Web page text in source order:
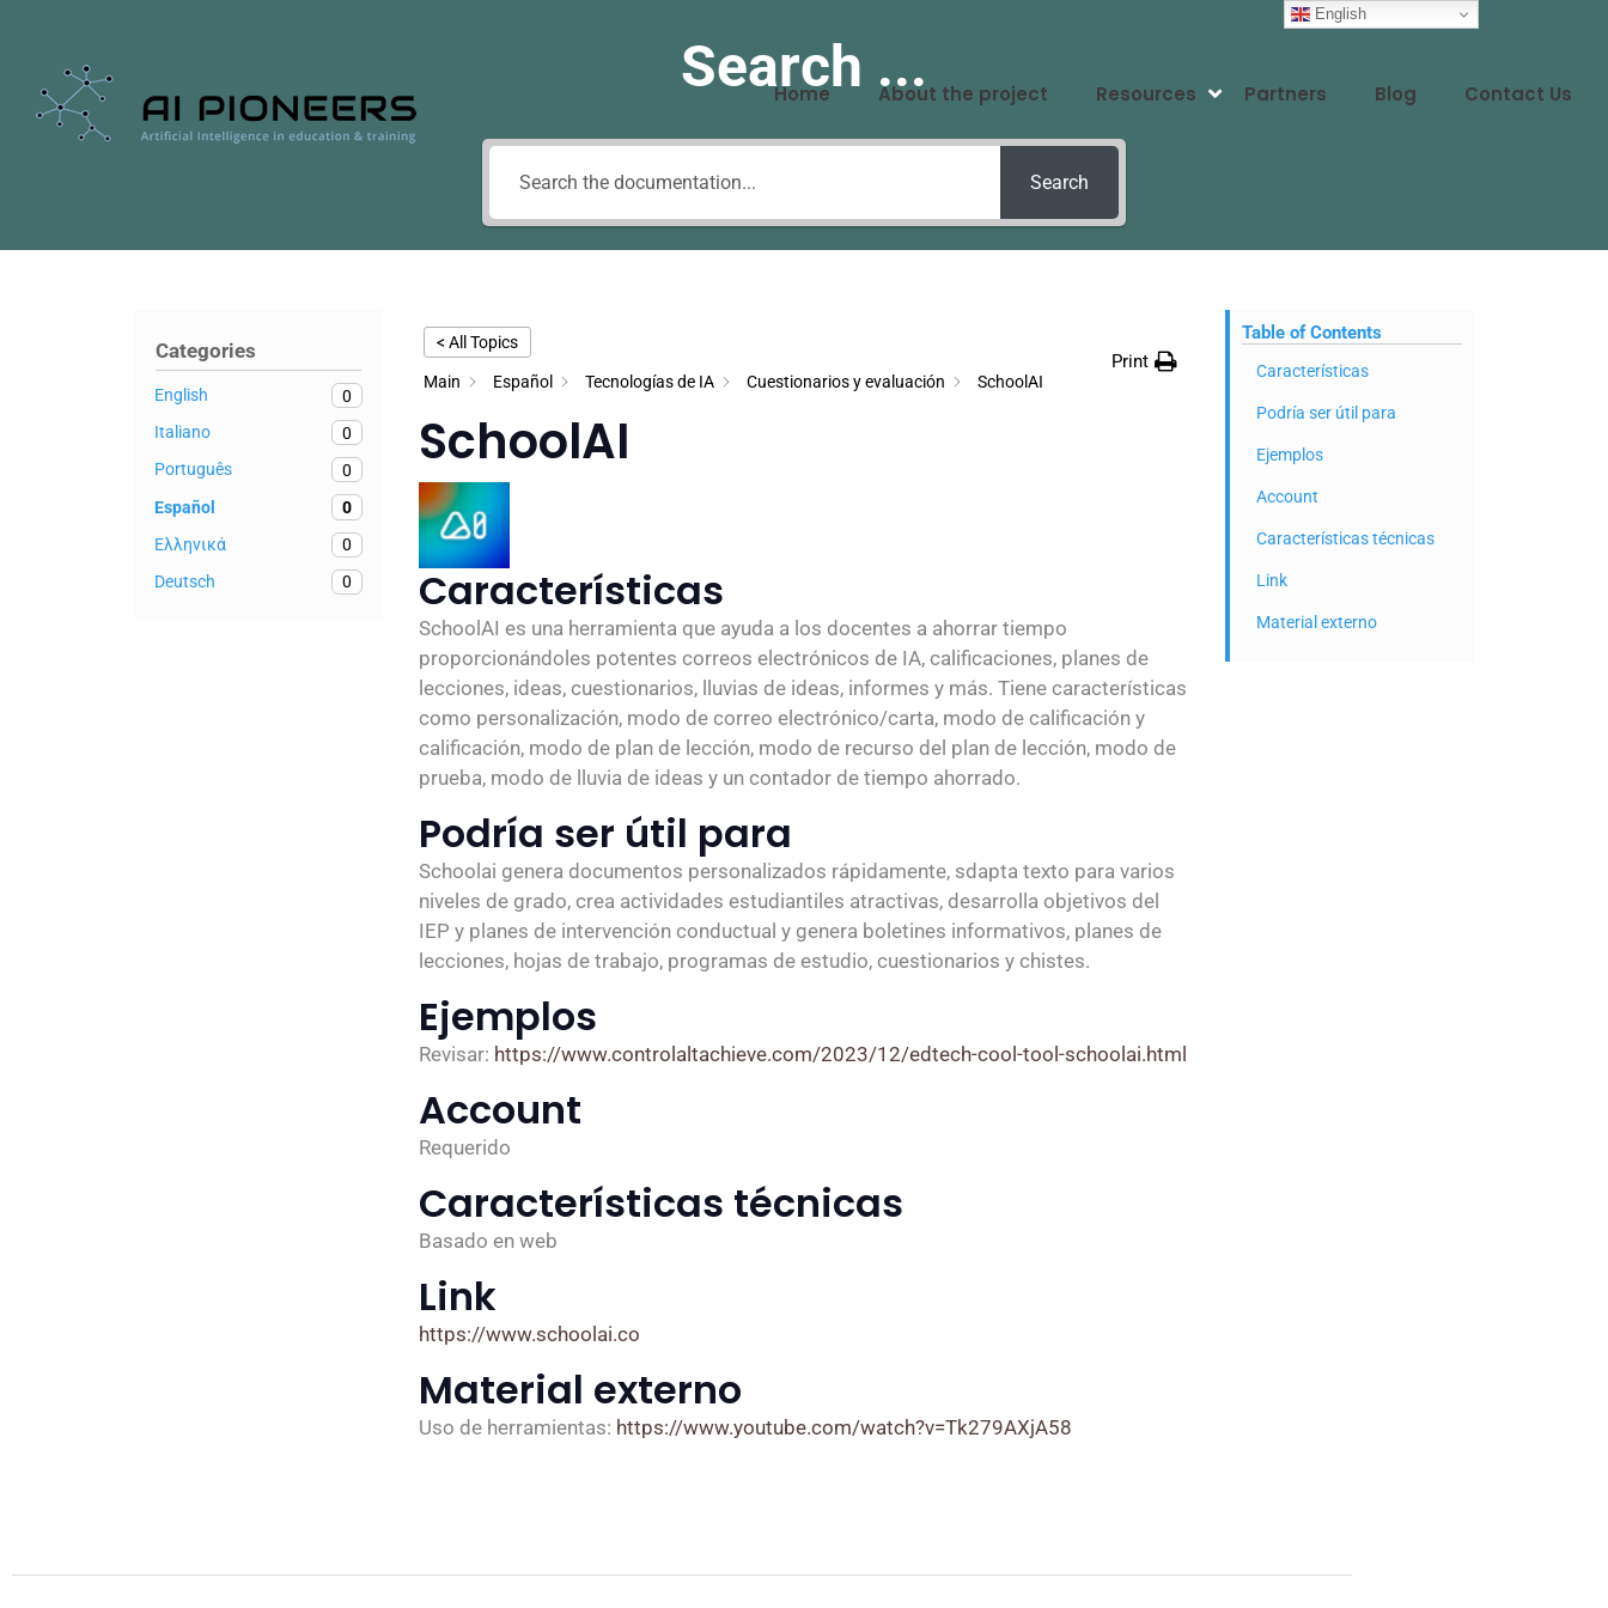
Home About the project Resources Partners Blog Contact Us
Search ...
Search
Categories
English
0
Italiano
0
Português
0
Español
0
Ελληνικά
0
Deutsch
0
< All Topics
Main Español Tecnologías de IA Cuestionarios y evaluación SchoolAI
Print
SchoolAI
Características
SchoolAI es una herramienta que ayuda a los docentes a ahorrar tiempo
proporcionándoles potentes correos electrónicos de IA, calificaciones, planes de
lecciones, ideas, cuestionarios, lluvias de ideas, informes y más. Tiene características
como personalización, modo de correo electrónico/carta, modo de calificación y
calificación, modo de plan de lección, modo de recurso del plan de lección, modo de
prueba, modo de lluvia de ideas y un contador de tiempo ahorrado.
Podría ser útil para
Schoolai genera documentos personalizados rápidamente, sdapta texto para varios
niveles de grado, crea actividades estudiantiles atractivas, desarrolla objetivos del
IEP y planes de intervención conductual y genera boletines informativos, planes de
lecciones, hojas de trabajo, programas de estudio, cuestionarios y chistes.
Ejemplos
Revisar: https://www.controlaltachieve.com/2023/12/edtech-cool-tool-schoolai.html
Account
Requerido
Características técnicas
Basado en web
Link
https://www.schoolai.co
Material externo
Uso de herramientas: https://www.youtube.com/watch?v=Tk279AXjA58
Table of Contents
Características
Podría ser útil para
Ejemplos
Account
Características técnicas
Link
Material externo
English